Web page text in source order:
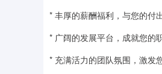
* 丰厚的薪酬福利，与您的付
* 广阔的发展平台，成就您的
* 充满活力的团队氛围，激发